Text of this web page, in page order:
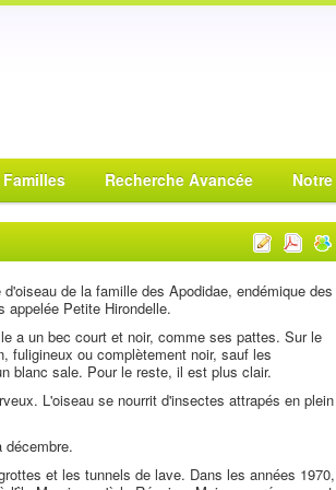
Recherche Avancée
de la famille des Apodidae, endémique des
appelée Petite Hirondelle.
a un bec court et noir, comme ses pattes. Sur le
fuligineux ou complètement noir, sauf les
blanc sale. Pour le reste, il est plus clair.
L'oiseau se nourrit d'insectes attrapés en plein
décembre.
et les tunnels de lave. Dans les années 1970,